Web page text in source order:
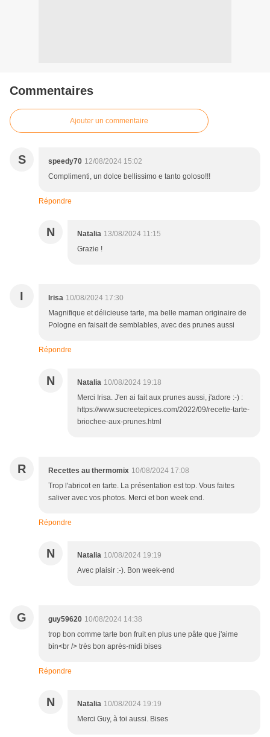
Commentaires
Ajouter un commentaire
S speedy70 12/08/2024 15:02
Complimenti, un dolce bellissimo e tanto goloso!!!
Répondre
N Natalia 13/08/2024 11:15
Grazie !
I Irisa 10/08/2024 17:30
Magnifique et délicieuse tarte, ma belle maman originaire de
Pologne en faisait de semblables, avec des prunes aussi
Répondre
N Natalia 10/08/2024 19:18
Merci Irisa. J'en ai fait aux prunes aussi, j'adore :-) :
https://www.sucreetepices.com/2022/09/recette-tarte-
briochee-aux-prunes.html
R Recettes au thermomix 10/08/2024 17:08
Trop l'abricot en tarte. La présentation est top. Vous faites
saliver avec vos photos. Merci et bon week end.
Répondre
N Natalia 10/08/2024 19:19
Avec plaisir :-). Bon week-end
G guy59620 10/08/2024 14:38
trop bon comme tarte bon fruit en plus une pâte que j'aime
bin<br /> très bon après-midi bises
Répondre
N Natalia 10/08/2024 19:19
Merci Guy, à toi aussi. Bises